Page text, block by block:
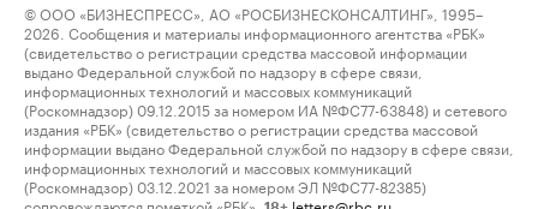
© ООО «БИЗНЕСПРЕСС», АО «РОСБИЗНЕСКОНСАЛТИНГ», 1995–
2026. Сообщения и материалы информационного агентства «РБК»
(свидетельство о регистрации средства массовой информации
выдано Федеральной службой по надзору в сфере связи,
информационных технологий и массовых коммуникаций
(Роскомнадзор) 09.12.2015 за номером ИА №ФС77-63848) и сетевого
издания «РБК» (свидетельство о регистрации средства массовой
информации выдано Федеральной службой по надзору в сфере связи,
информационных технологий и массовых коммуникаций
(Роскомнадзор) 03.12.2021 за номером ЭЛ №ФС77-82385)